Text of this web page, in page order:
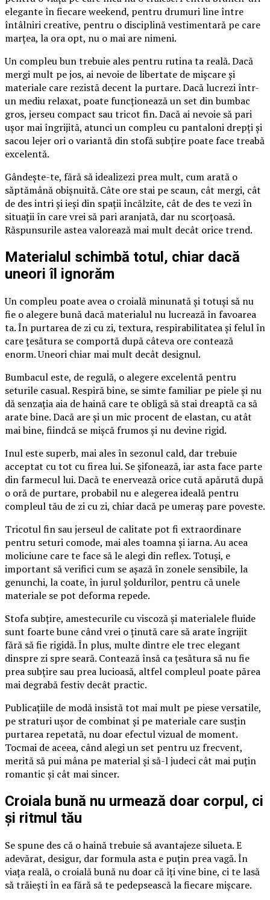
elegante în fiecare weekend, pentru drumuri line între
întâlniri creative, pentru o disciplină vestimentară pe care
marțea, la ora opt, nu o mai are nimeni.
Un compleu bun trebuie ales pentru rutina ta reală. Dacă
mergi mult pe jos, ai nevoie de libertate de mișcare și
materiale care rezistă decent la purtare. Dacă lucrezi într-
un mediu relaxat, poate funcționează un set din bumbac
gros, jerseu compact sau tricot fin. Dacă ai nevoie să pari
ușor mai îngrijită, atunci un compleu cu pantaloni drepți și
sacou lejer ori o variantă din stofă subțire poate face treabă
excelentă.
Gândește-te, fără să idealizezi prea mult, cum arată o
săptămână obișnuită. Câte ore stai pe scaun, cât mergi, cât
de des intri și ieși din spații încălzite, cât de des te vezi în
situații în care vrei să pari aranjată, dar nu scorțoasă.
Răspunsurile astea valorează mai mult decât orice trend.
Materialul schimbă totul, chiar dacă
uneori îl ignorăm
Un compleu poate avea o croială minunată și totuși să nu
fie o alegere bună dacă materialul nu lucrează în favoarea
ta. În purtarea de zi cu zi, textura, respirabilitatea și felul în
care țesătura se comportă după câteva ore contează
enorm. Uneori chiar mai mult decât designul.
Bumbacul este, de regulă, o alegere excelentă pentru
seturile casual. Respiră bine, se simte familiar pe piele și nu
dă senzația aia de haină care te obligă să stai dreaptă ca să
arate bine. Dacă are și un mic procent de elastan, cu atât
mai bine, fiindcă se mișcă frumos și nu devine rigid.
Inul este superb, mai ales în sezonul cald, dar trebuie
acceptat cu tot cu firea lui. Se șifonează, iar asta face parte
din farmecul lui. Dacă te enervează orice cută apărută după
o oră de purtare, probabil nu e alegerea ideală pentru
compleul tău de zi cu zi, chiar dacă pe umeraș pare poveste.
Tricotul fin sau jerseul de calitate pot fi extraordinare
pentru seturi comode, mai ales toamna și iarna. Au acea
moliciune care te face să le alegi din reflex. Totuși, e
important să verifici cum se așază în zonele sensibile, la
genunchi, la coate, în jurul șoldurilor, pentru că unele
materiale se pot deforma repede.
Stofa subțire, amestecurile cu viscoză și materialele fluide
sunt foarte bune când vrei o ținută care să arate îngrijit
fără să fie rigidă. În plus, multe dintre ele trec elegant
dinspre zi spre seară. Contează însă ca țesătura să nu fie
prea subțire sau prea lucioasă, altfel compleul poate părea
mai degrabă festiv decât practic.
Publicațiile de modă insistă tot mai mult pe piese versatile,
pe straturi ușor de combinat și pe materiale care susțin
purtarea repetată, nu doar efectul vizual de moment.
Tocmai de aceea, când alegi un set pentru uz frecvent,
merită să pui mâna pe material și să-l judeci cât mai puțin
romantic și cât mai sincer.
Croiala bună nu urmează doar corpul, ci
și ritmul tău
Se spune des că o haină trebuie să avantajeze silueta. E
adevărat, desigur, dar formula asta e puțin prea vagă. În
viața reală, o croială bună nu doar că îți vine bine, ci te lasă
să trăiești în ea fără să te pedepsească la fiecare mișcare.